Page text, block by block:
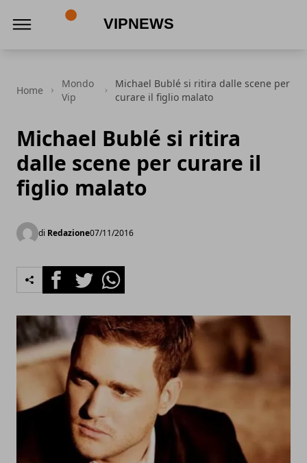
Home
Mondo
Vip
Michael Bublé si ritira dalle scene per
curare il figlio malato
Michael Bublé si ritira
dalle scene per curare il
figlio malato
di Redazione07/11/2016
FacebookTwitterWhatsapp